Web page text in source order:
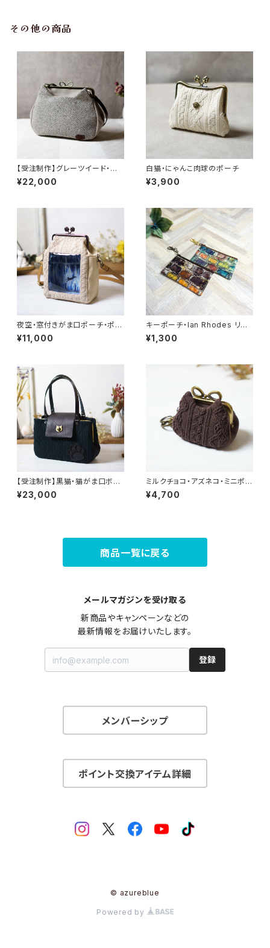
その他の商品
【受注制作】グレーツイード・ア
ズネコ・がま口バッグ【季節限
定】
¥22,000
白猫・にゃんこ肉球のポーチ
¥3,900
夜空・窓付きがま口ポーチ・ポシ
ェット
¥11,000
キーポーチ・Ian Rhodes リバ
ティラミネート生地
¥1,300
【受注制作】黒猫・猫がま口ボス
トンバッグ
¥23,000
ミルクチョコ・アズネコ・ミニポー
チ
¥4,700
商品一覧に戻る
メールマガジンを受け取る
新商品やキャンペーンなどの
最新情報をお届けいたします。
登録
メンバーシップ
ポイント交換アイテム詳細
© azureblue
Powered by